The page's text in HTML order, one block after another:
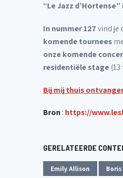
“Le Jazz
In nummer 127vind je
komende tournees
onze komende
residentiële stage(13
Bij mij thuis
Bron : https://
GERELATEERDE
Emily Allison